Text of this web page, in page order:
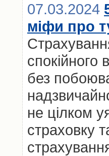
07.03.2024
міфи про
спокійного
без
не цілком
страховку